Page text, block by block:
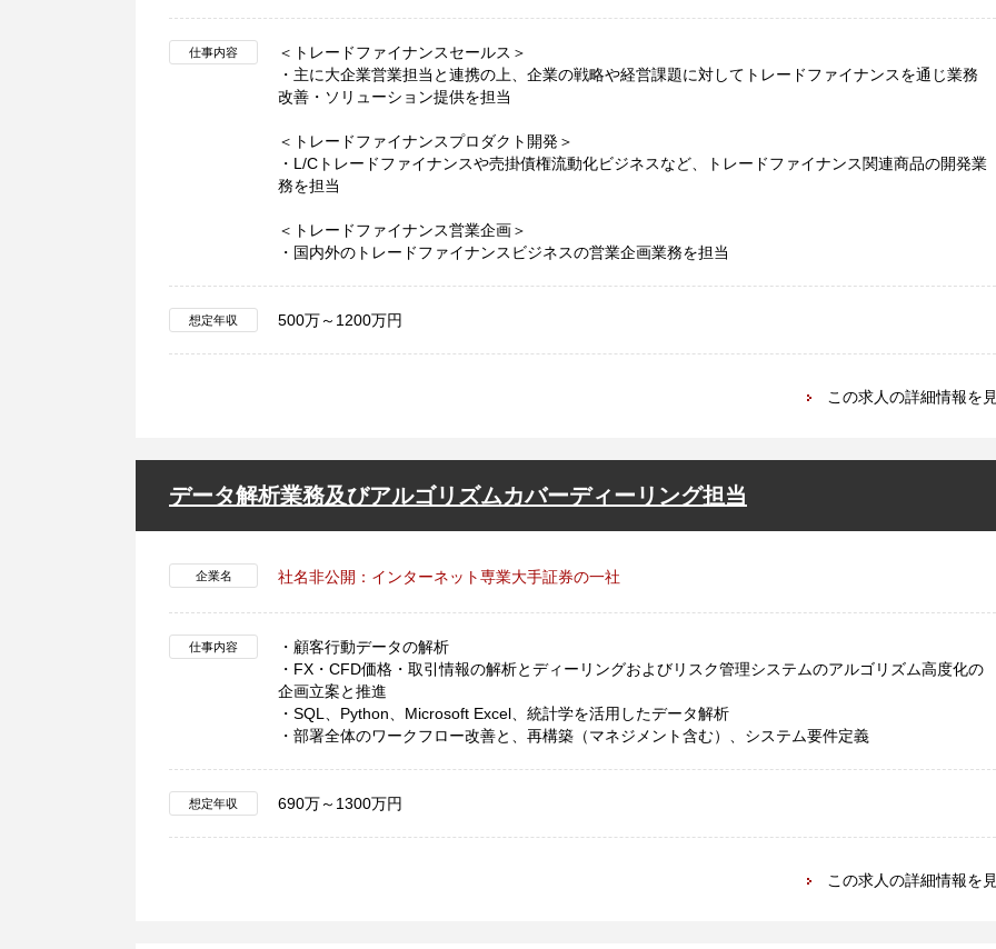
仕事内容
＜トレードファイナンスセールス＞
・主に大企業営業担当と連携の上、企業の戦略や経営課題に対してトレードファイナンスを通じ業務
改善・ソリューション提供を担当
＜トレードファイナンスプロダクト開発＞
・L/Cトレードファイナンスや売掛債権流動化ビジネスなど、トレードファイナンス関連商品の開発業
務を担当
＜トレードファイナンス営業企画＞
・国内外のトレードファイナンスビジネスの営業企画業務を担当
想定年収 500万～1200万円
この求人の詳細情報を
データ解析業務及びアルゴリズムカバーディーリング担当
企業名 社名非公開：インターネット専業大手証券の一社
仕事内容
・顧客行動データの解析
・FX・CFD価格・取引情報の解析とディーリングおよびリスク管理システムのアルゴリズム高度化の
企画立案と推進
・SQL、Python、Microsoft Excel、統計学を活用したデータ解析
・部署全体のワークフロー改善と、再構築（マネジメント含む）、システム要件定義
想定年収 690万～1300万円
この求人の詳細情報を